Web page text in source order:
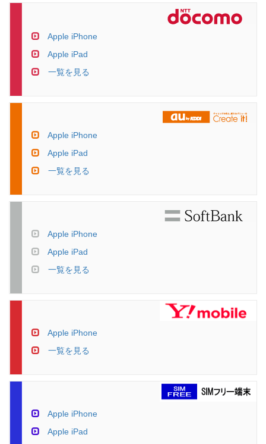
Apple iPhone
Apple iPad
一覧を見る
Apple iPhone
Apple iPad
一覧を見る
Apple iPhone
Apple iPad
一覧を見る
Apple iPhone
一覧を見る
Apple iPhone
Apple iPad